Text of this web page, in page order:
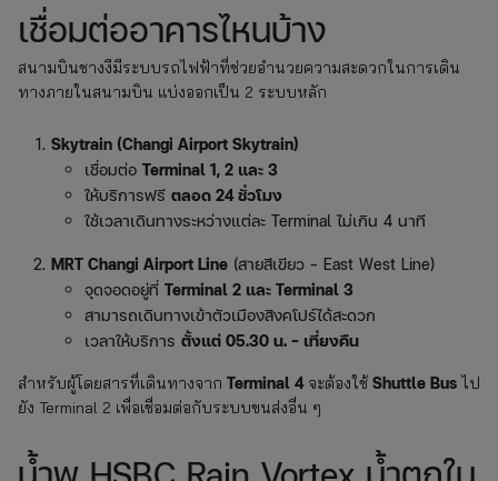
เชื่อมต่ออาคารไหนบ้าง
สนามบินชางงีมีระบบรถไฟฟ้าที่ช่วยอำนวยความสะดวกในการเดิน
ทางภายในสนามบิน แบ่งออกเป็น 2 ระบบหลัก
Skytrain (Changi Airport Skytrain)
เชื่อมต่อ Terminal 1, 2 และ 3
ให้บริการฟรี ตลอด 24 ชั่วโมง
ใช้เวลาเดินทางระหว่างแต่ละ Terminal ไม่เกิน 4 นาที
MRT Changi Airport Line (สายสีเขียว – East West Line)
จุดจอดอยู่ที่ Terminal 2 และ Terminal 3
สามารถเดินทางเข้าตัวเมืองสิงคโปร์ได้สะดวก
เวลาให้บริการ ตั้งแต่ 05.30 น. – เที่ยงคืน
สำหรับผู้โดยสารที่เดินทางจาก Terminal 4จะต้องใช้ Shuttle Bus ไป
ยัง Terminal 2 เพื่อเชื่อมต่อกับระบบขนส่งอื่น ๆ